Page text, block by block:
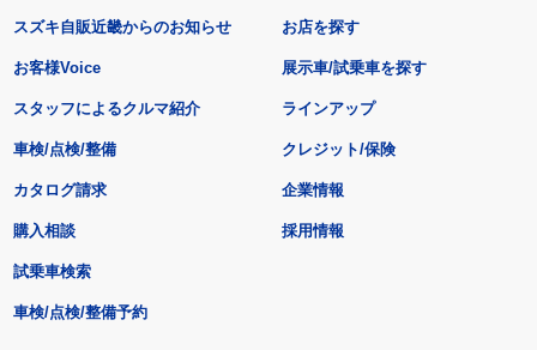
スズキ自販近畿からのお知らせ
お客様Voice
スタッフによるクルマ紹介
お店を探す
展示車/試乗車を探す
ラインアップ
車検/点検/整備 クレジット/保険
カタログ請求
購入相談
試乗車検索
車検/点検/整備予約
企業情報
採用情報